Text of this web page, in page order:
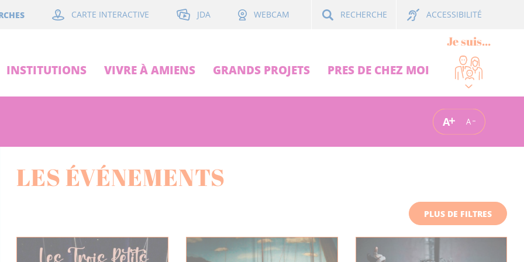
CARTE INTERACTIVE JDA WEBCAM RECHERCHE ACCESSIBILITÉ
INSTITUTIONS VIVRE À AMIENS GRANDS PROJETS PRES DE CHEZ MOI
Je suis...
A A
LES ÉVÉNEMENTS
PLUS DE FILTRES